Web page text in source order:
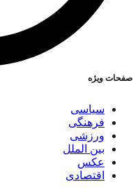
صفحات ویژه
سیاسی
فرهنگی
ورزشی
بین الملل
عکس
اقتصادی